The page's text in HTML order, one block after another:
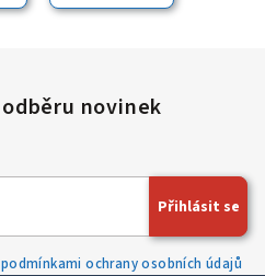
podmínkami ochrany osobních údajů
Přihlásit se